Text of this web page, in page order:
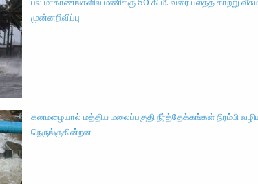
பல மாகாணங்களில் மணிக்கு 50 கி.மீ. வரை பலத்த காற்று
முன்னறிவிப்பு
கனமழையால் மத்திய மலைப்பகுதி நீர்த்தேக்கங்கள் நிரம்பி
நெருங்குகின்றன